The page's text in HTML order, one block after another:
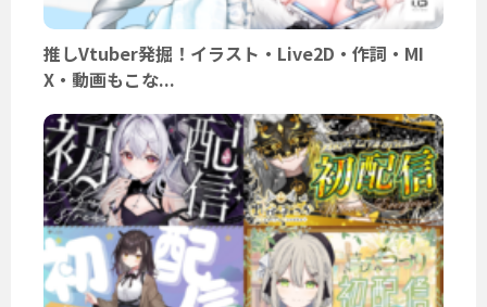
推しVtuber発掘！イラスト・Live2D・作詞・MI
X・動画もこな...